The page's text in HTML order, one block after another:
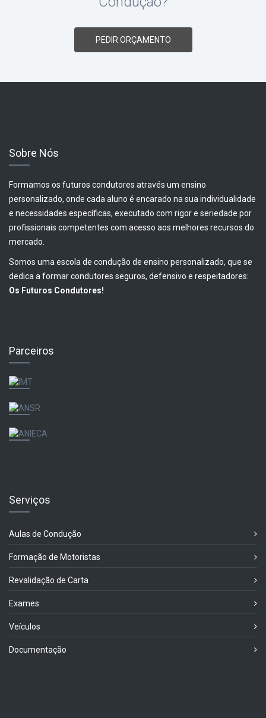
PEDIR ORÇAMENTO
Sobre Nós
Formamos os futuros condutores através um ensino
personalizado, onde cada aluno é encarado na sua individualidade
e necessidades específicas, executado com rigor e seriedade por
profissionais competentes com acesso aos melhores recursos do
mercado.
Somos uma escola de condução de ensino personalizado, que se
dedica a formar condutores seguros, defensivo e respeitadores:
Os Futuros Condutores!
Parceiros
Serviços
Aulas de Condução
Formação de Motoristas
Revalidação de Carta
Exames
Veículos
Documentação